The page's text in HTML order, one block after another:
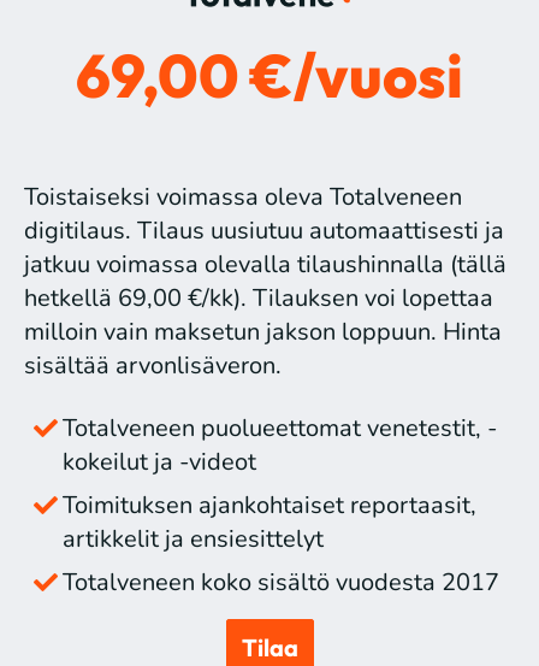
69,00 €/vuosi
Toistaiseksi voimassa oleva Totalveneen
digitilaus. Tilaus uusiutuu automaattisesti ja
jatkuu voimassa olevalla tilaushinnalla (tällä
hetkellä 69,00 €/kk). Tilauksen voi lopettaa
milloin vain maksetun jakson loppuun. Hinta
sisältää arvonlisäveron.
Totalveneen puolueettomat venetestit, -
kokeilut ja -videot
Toimituksen ajankohtaiset reportaasit,
artikkelit ja ensiesittelyt
Totalveneen koko sisältö vuodesta 2017
Tilaa